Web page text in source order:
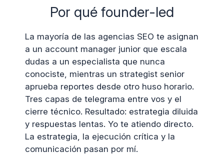
Por qué founder-led
La mayoría de las agencias SEO te asignan
a un account manager junior que escala
dudas a un especialista que nunca
conociste, mientras un strategist senior
aprueba reportes desde otro huso horario.
Tres capas de telegrama entre vos y el
cierre técnico. Resultado: estrategia diluida
y respuestas lentas. Yo te atiendo directo.
La estrategia, la ejecución crítica y la
comunicación pasan por mí.